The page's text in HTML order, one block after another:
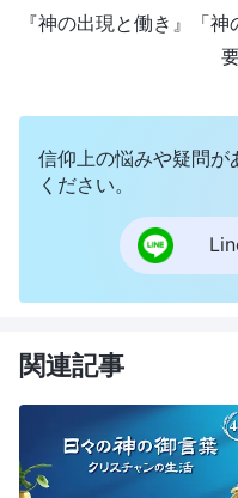
『神の出現と働き』「
信仰上の悩みや疑問が
ください。
関連記事